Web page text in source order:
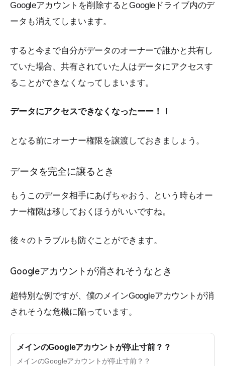
Googleアカウントを削除するとGoogleドライブ内のデ
ータも消えてしまいます。
すると今まで自分がデータのオーナーで誰かと共有し
ていた場合、共有されていた人はデータにアクセスす
ることができなくなってしまいます。
データにアクセスできなくなったーー！！
となる前にオーナー権限を譲渡しておきましょう。
データを完全に譲るとき
もうこのデータ相手にあげちゃおう、という時もオー
ナー権限は移しておくほうがいいですね。
後々のトラブルも防ぐことができます。
Googleアカウントが消されそうなとき
超特別な例ですが、僕のメインGoogleアカウントが消
されそうな危機に陥っています。
メインのGoogleアカウントが停止寸前？？
メインのGoogleアカウントが停止寸前？？